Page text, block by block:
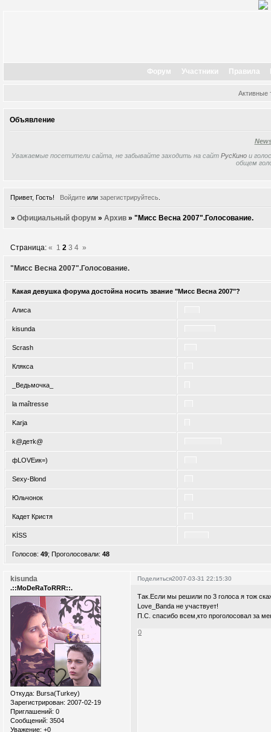
Форум Участники Правила
Активные
Объявление
Уважаемые посетители сайта, не забывайте заходить на сайт РусКино и
общем
Привет, Гость! Войдитеили зарегистрируйтесь.
»Официальный форум »Архив »"Мисс Весна 2007".Голосование.
"Мисс Весна 2007".Голосование.
Страница:« 1 2 3 4 »
Какая девушка форума достойна носить звание "Мисс Весна 2007"?
Алиса
kisunda
Scrash
Клякса
_Ведьмочка_
la maîtresse
Karja
k@детk@
фLOVEик=)
Sexy-Blond
Юльчонок
Кадет Кристя
KİSS
Голосов: 49; Проголосовали: 48
Поделиться2007-03-31 22:15:30
kisunda
.::MoDeRaToRRR::.
Откуда: Bursa(Turkey)
Зарегистрирован: 2007-02-19
Приглашений: 0
Сообщений: 3504
Уважение: +0
Так.Если мы решили по 3 голоса я тож
Love_Banda не участвует!
П.С. спасибо всем,кто проголосовал за
0